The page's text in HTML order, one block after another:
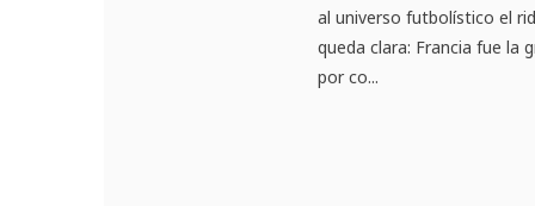
al universo futbolístico el
queda clara: Francia fue la
por co...